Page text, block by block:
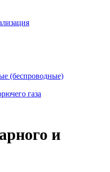
(беспроводные)
газа
и